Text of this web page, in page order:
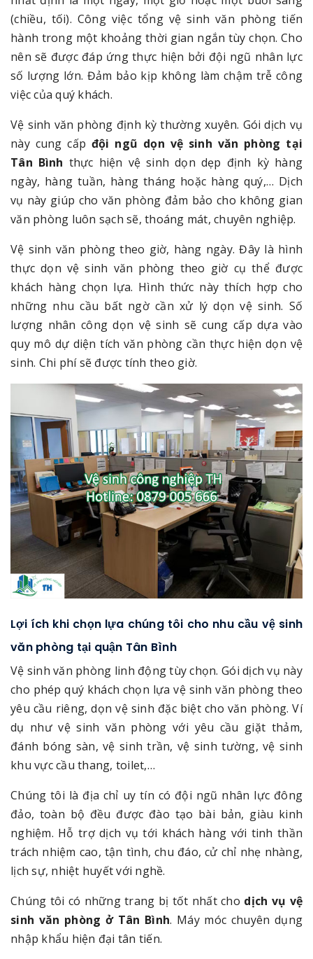
(chiều, tối). Công việc tổng vệ sinh văn phòng tiến
hành trong một khoảng thời gian ngắn tùy chọn. Cho
nên sẽ được đáp ứng thực hiện bởi đội ngũ nhân lực
số lượng lớn. Đảm bảo kịp không làm chậm trễ công
việc của quý khách.
Vệ sinh văn phòng định kỳ thường xuyên. Gói dịch vụ
này cung cấp đội ngũ dọn vệ sinh văn phòng tại
Tân Bình thực hiện vệ sinh dọn dẹp định kỳ hàng
ngày, hàng tuần, hàng tháng hoặc hàng quý,… Dịch
vụ này giúp cho văn phòng đảm bảo cho không gian
văn phòng luôn sạch sẽ, thoáng mát, chuyên nghiệp.
Vệ sinh văn phòng theo giờ, hàng ngày. Đây là hình
thực dọn vệ sinh văn phòng theo giờ cụ thể được
khách hàng chọn lựa. Hình thức này thích hợp cho
những nhu cầu bất ngờ cần xử lý dọn vệ sinh. Số
lượng nhân công dọn vệ sinh sẽ cung cấp dựa vào
quy mô dự diện tích văn phòng cần thực hiện dọn vệ
sinh. Chi phí sẽ được tính theo giờ.
Lợi ích khi chọn lựa chúng tôi cho nhu cầu vệ sinh
văn phòng tại quận Tân Bình
Vệ sinh văn phòng linh động tùy chọn. Gói dịch vụ này
cho phép quý khách chọn lựa vệ sinh văn phòng theo
yêu cầu riêng, dọn vệ sinh đặc biệt cho văn phòng. Ví
dụ như vệ sinh văn phòng với yêu cầu giặt thảm,
đánh bóng sàn, vệ sinh trần, vệ sinh tường, vệ sinh
khu vực cầu thang, toilet,…
Chúng tôi là địa chỉ uy tín có đội ngũ nhân lực đông
đảo, toàn bộ đều được đào tạo bài bản, giàu kinh
nghiệm. Hỗ trợ dịch vụ tới khách hàng với tinh thần
trách nhiệm cao, tận tình, chu đáo, cử chỉ nhẹ nhàng,
lịch sự, nhiệt huyết với nghề.
Chúng tôi có những trang bị tốt nhất cho dịch vụ vệ
sinh văn phòng ở Tân Bình. Máy móc chuyên dụng
nhập khẩu hiện đại tân tiến.